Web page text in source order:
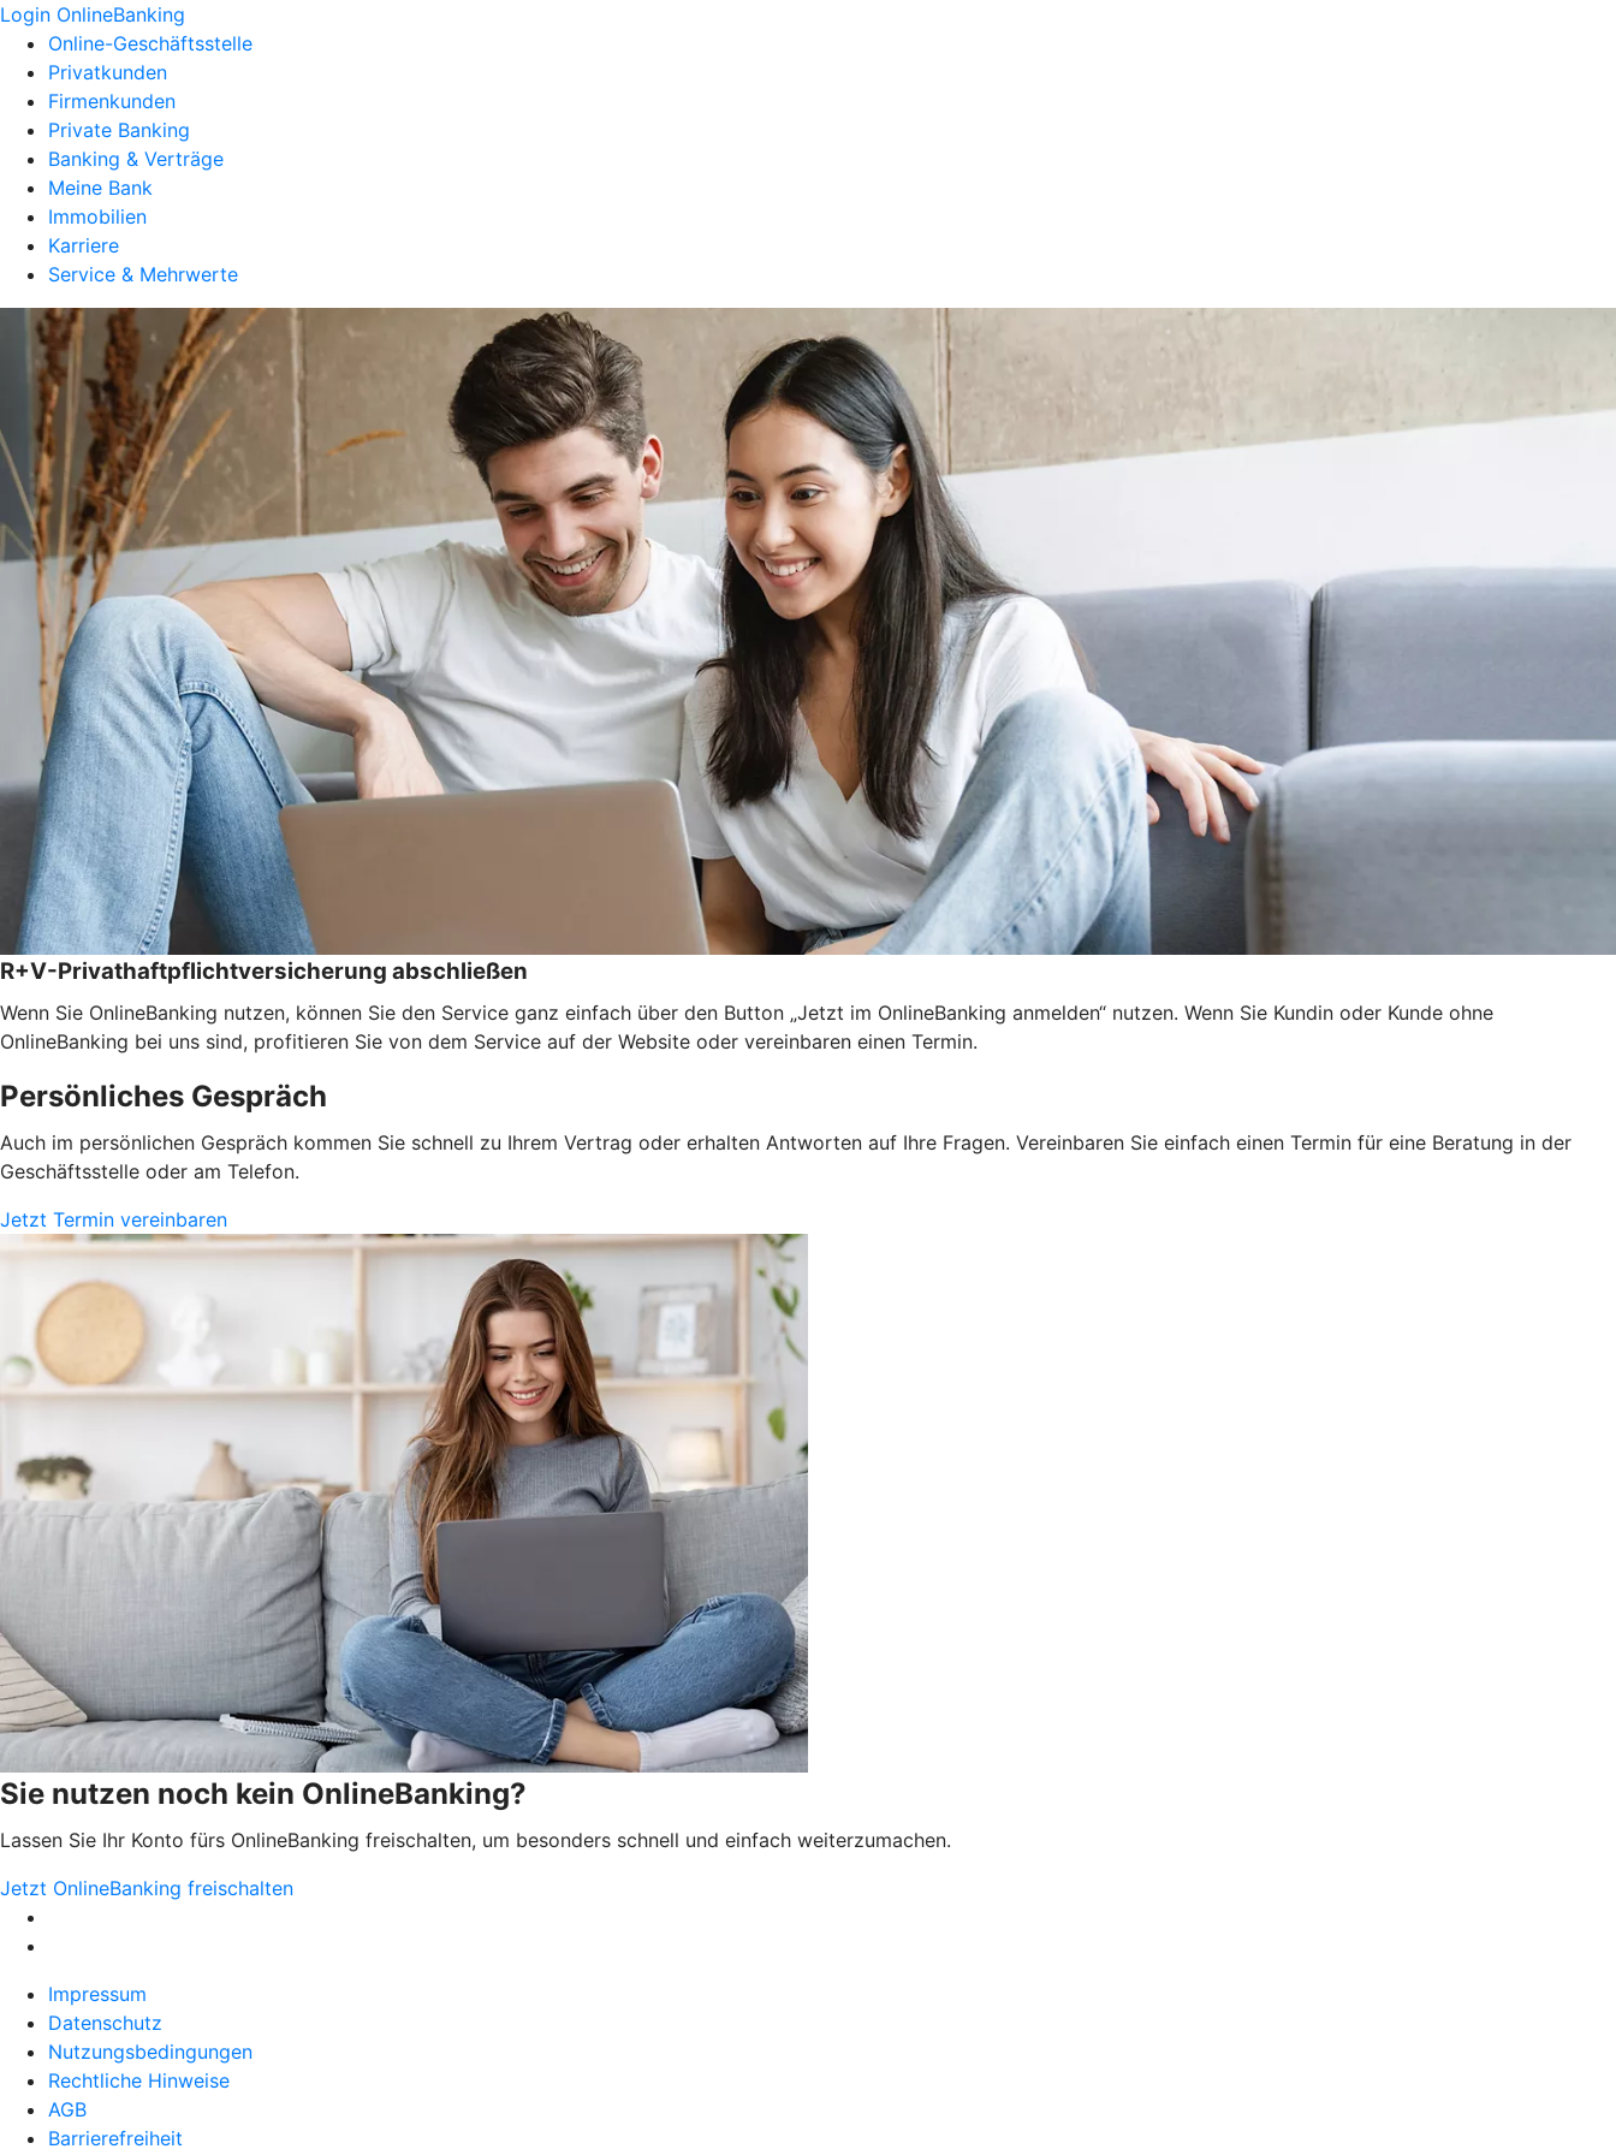
Login OnlineBanking
Online-Geschäftsstelle
Privatkunden
Firmenkunden
Private Banking
Banking & Verträge
Meine Bank
Immobilien
Karriere
Service & Mehrwerte
R+V-Privathaftpflichtversicherung abschließen
Wenn Sie OnlineBanking nutzen, können Sie den Service ganz einfach über den Button „Jetzt im OnlineBanking anmelden“ nutzen. Wenn Sie Kundin oder Kunde ohne
OnlineBanking bei uns sind, profitieren Sie von dem Service auf der Website oder vereinbaren einen Termin.
Persönliches Gespräch
Auch im persönlichen Gespräch kommen Sie schnell zu Ihrem Vertrag oder erhalten Antworten auf Ihre Fragen. Vereinbaren Sie einfach einen Termin für eine Beratung in der
Geschäftsstelle oder am Telefon.
Jetzt Termin vereinbaren
Sie nutzen noch kein OnlineBanking?
Lassen Sie Ihr Konto fürs OnlineBanking freischalten, um besonders schnell und einfach weiterzumachen.
Jetzt OnlineBanking freischalten
Impressum
Datenschutz
Nutzungsbedingungen
Rechtliche Hinweise
AGB
Barrierefreiheit